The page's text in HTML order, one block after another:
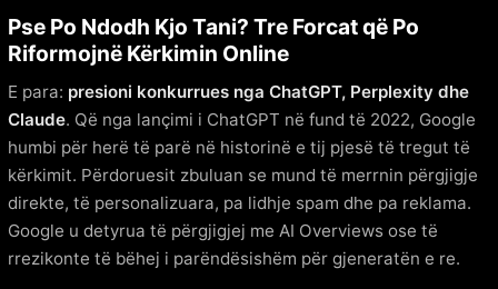
Pse Po Ndodh Kjo Tani? Tre Forcat që Po
Riformojnë Kërkimin Online
E para: presioni konkurrues nga ChatGPT, Perplexity dhe
Claude. Që nga lançimi i ChatGPT në fund të 2022, Google
humbi për herë të parë në historinë e tij pjesë të tregut të
kërkimit. Përdoruesit zbuluan se mund të merrnin përgjigje
direkte, të personalizuara, pa lidhje spam dhe pa reklama.
Google u detyrua të përgjigjej me AI Overviews ose të
rrezikonte të bëhej i parëndësishëm për gjeneratën e re.